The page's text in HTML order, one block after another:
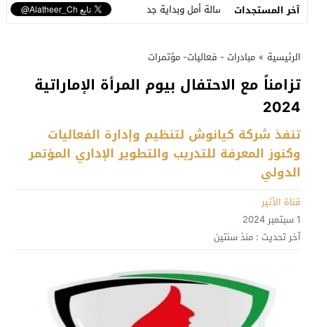
آخر المستجدات أنغام تلتقي جمهور جدة في أولى ليالي «دي وبداية جديدة
الرئيسية » مبادرات - فعاليات- مؤتمرات
تزامناً مع الاحتفال بيوم المرأة الإماراتية
2024
تنفذ شركة كيانوش لتنظيم وإدارة الفعاليات
وكنوز المعرفة للتدريب والتطوير الإداري المؤتمر
الدولي
قناة الأثير
1 سبتمبر 2024
آخر تحديث : منذ سنتين